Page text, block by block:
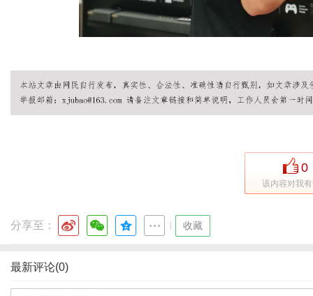
0
该内容对我
分享至： 收藏
最新评论(0)